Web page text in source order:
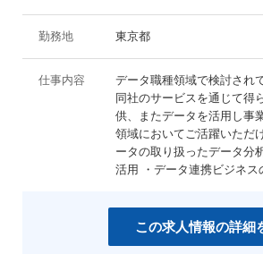
勤務地 東京都
仕事内容
データ職種領域で検討され
同社のサービスを通じて得
供、またデータを活用し事
領域においてご活躍いただ
ータの取り扱ったデータ分
活用 ・データ連携ビジネ
この求人情報の詳細